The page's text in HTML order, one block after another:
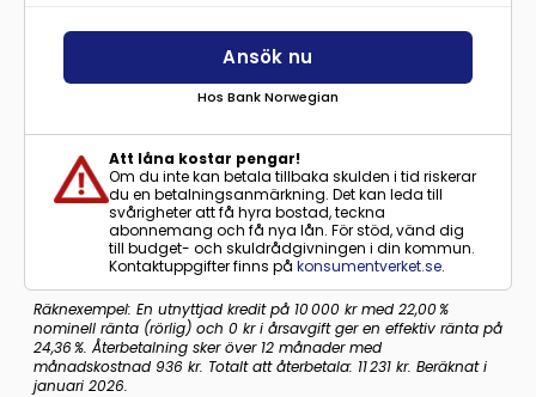
Ansök nu
Hos Bank Norwegian
Att låna kostar pengar!
Om du inte kan betala tillbaka skulden i tid riskerar
du en betalningsanmärkning. Det kan leda till
svårigheter att få hyra bostad, teckna
abonnemang och få nya lån. För stöd, vänd dig
till budget- och skuldrådgivningen i din kommun.
Kontaktuppgifter finns på konsumentverket.se.
Räknexempel: En utnyttjad kredit på 10 000 kr med 22,00 %
nominell ränta (rörlig) och 0 kr i årsavgift ger en effektiv ränta på
24,36 %. Återbetalning sker över 12 månader med
månadskostnad 936 kr. Totalt att återbetala: 11 231 kr. Beräknat i
januari 2026.